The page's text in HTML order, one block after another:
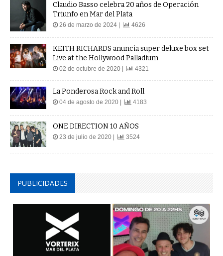
Claudio Basso celebra 20 años de Operación
Triunfo en Mar del Plata
26 de marzo de 2024 | 4626
KEITH RICHARDS anuncia super deluxe box set
Live at the Hollywood Palladium
02 de octubre de 2020 | 4321
La Ponderosa Rock and Roll
04 de agosto de 2020 | 4183
ONE DIRECTION 10 AÑOS
23 de julio de 2020 | 3524
PUBLICIDADES